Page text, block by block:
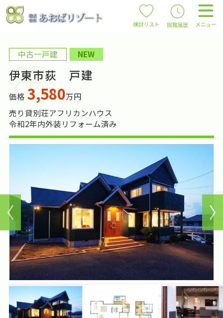
中古一戸建 NEW
伊東市荻 戸建
価格 3,580万円
売り貸別荘アフリカンハウス
令和2年内外装リフォーム済み